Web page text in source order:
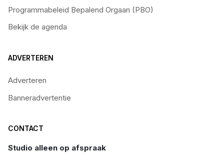
Programmabeleid Bepalend Orgaan (PBO)
Bekijk de agenda
ADVERTEREN
Adverteren
Banneradvertentie
CONTACT
Studio alleen op afspraak